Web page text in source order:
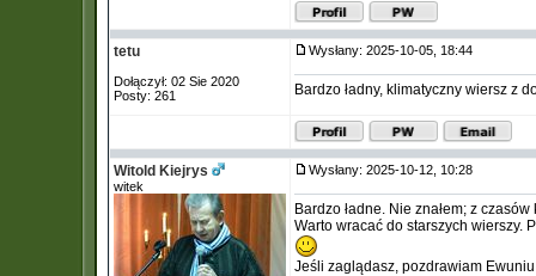
tetu
Dołączył: 02 Sie 2020
Posty: 261
Wysłany: 2025-10-05, 18:44
Bardzo ładny, klimatyczny wiersz z
Witold Kiejrys
witek
Wysłany: 2025-10-12, 10:28
Bardzo ładne. Nie znałem; z
Warto wracać do starszych wierszy.
Jeśli zaglądasz, pozdrawiam